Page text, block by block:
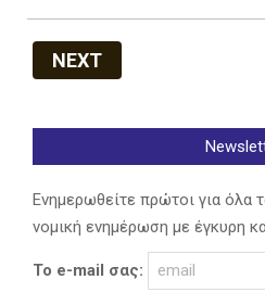
NEXT
Ενημερωθείτε πρώτοι για όλα
νομική ενημέρωση με έγκυρη
Το e-mail σας: